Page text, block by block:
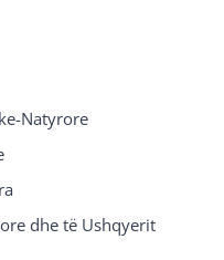
Natyrore
dhe të Ushqyerit